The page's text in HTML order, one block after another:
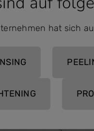
hat sich